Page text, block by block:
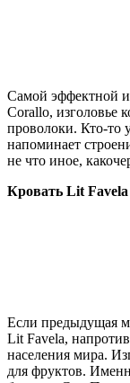
Самой эффектной
Corallo, изголовье
проволоки. Кто-то
напоминает
не что иное,
Кровать Lit Favela
Если предыдущая
Lit Favela,
населения мира.
для фруктов.